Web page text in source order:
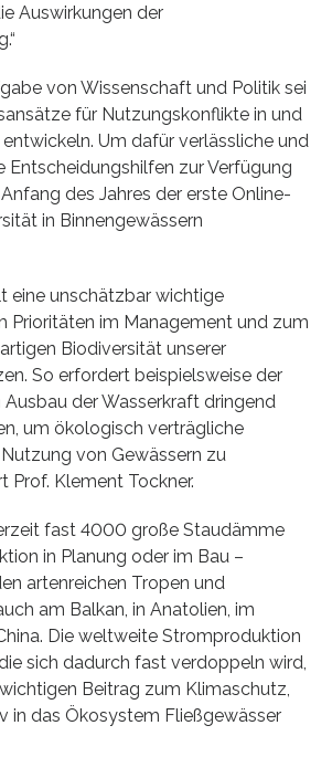
Auswirkungen der
von Wissenschaft und Politik sei
für Nutzungskonflikte in und
Um dafür verlässliche und
Entscheidungshilfen zur Verfügung
des Jahres der erste Online-
in Binnengewässern
eine unschätzbar wichtige
Prioritäten im Management und zum
Biodiversität unserer
So erfordert beispielsweise der
der Wasserkraft dringend
um ökologisch verträgliche
von Gewässern zu
Prof. Klement Tockner.
fast 4000 große Staudämme
in Planung oder im Bau –
artenreichen Tropen und
am Balkan, in Anatolien, im
Die weltweite Stromproduktion
sich dadurch fast verdoppeln wird,
Beitrag zum Klimaschutz,
in das Ökosystem Fließgewässer